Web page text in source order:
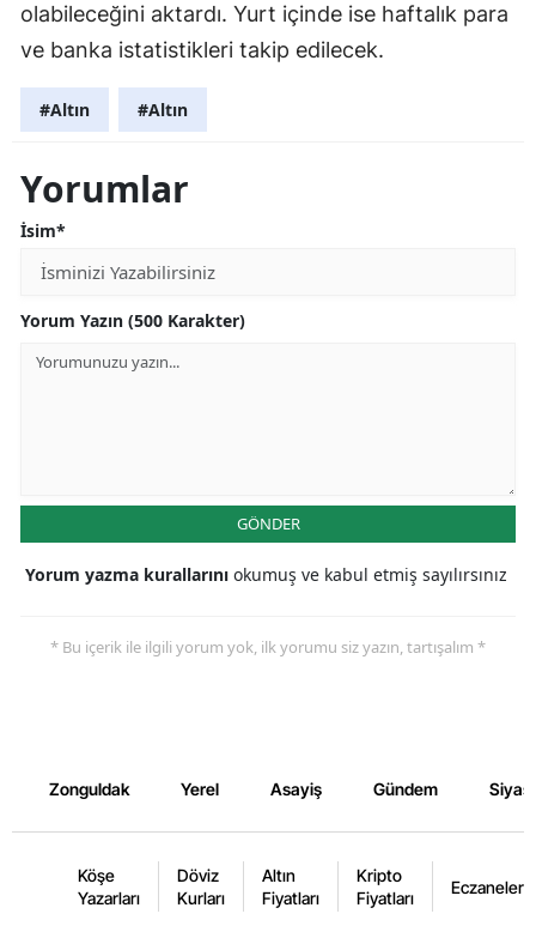
olabileceğini aktardı. Yurt içinde ise haftalık para
ve banka istatistikleri takip edilecek.
#Altın #Altın
Yorumlar
İsim*
Yorum Yazın (500 Karakter)
GÖNDER
Yorum yazma kurallarını okumuş ve kabul etmiş sayılırsınız
* Bu içerik ile ilgili yorum yok, ilk yorumu siz yazın, tartışalım *
Zonguldak Yerel Asayiş Gündem
Köşe
Yazarları
Döviz
Kurları
Altın
Fiyatları
Kripto
Fiyatları
Eczaneler